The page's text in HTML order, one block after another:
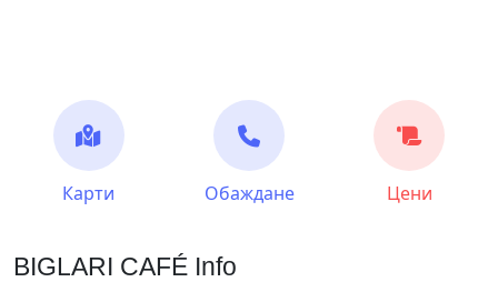
Карти Обаждане Цени
BIGLARI CAFÉ Info